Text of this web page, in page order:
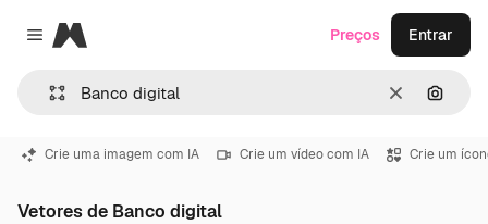
Close menu
Magnific
Limpar
Preços Entrar
Crie uma imagem com IA Crie um vídeo com IA Crie um
Vetores de Banco digital